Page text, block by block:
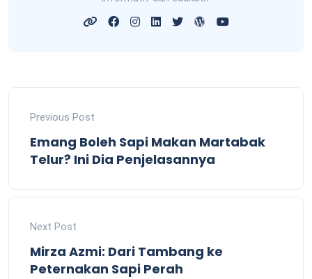
Previous Post
Emang Boleh Sapi Makan Martabak
Telur? Ini Dia Penjelasannya
Next Post
Mirza Azmi: Dari Tambang ke
Peternakan Sapi Perah